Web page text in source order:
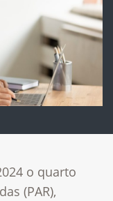
o quarto
(PAR),